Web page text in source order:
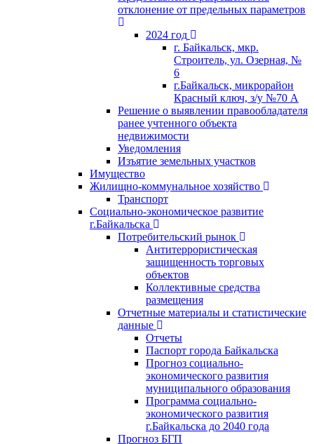
отклонение от предельных параметров
2024 год
г. Байкальск, мкр.
Строитель, ул. Озерная, №
6
г.Байкальск, микрорайон
Красный ключ, з/у №70 А
Решение о выявлении правообладателя
ранее учтенного объекта
недвижимости
Уведомления
Изъятие земельных участков
Имущество
Жилищно-коммунальное хозяйство
Транспорт
Социально-экономическое развитие
г.Байкальска
Потребительский рынок
Антитеррористическая
защищенность торговых
объектов
Коллективные средства
размещения
Отчетные материалы и статистические
данные
Отчеты
Паспорт города Байкальска
Прогноз социально-
экономического развития
муниципального образования
Программа социально-
экономического развития
г.Байкальска до 2040 года
Прогноз БГП